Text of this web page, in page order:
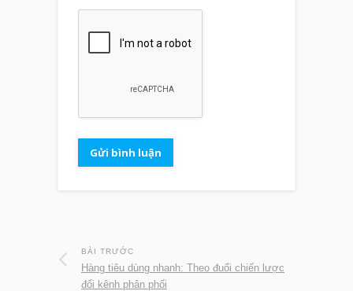
BÀI TRƯỚC
Hàng tiêu dùng nhanh: Theo đuổi chiến lược
đổi kênh phân phối